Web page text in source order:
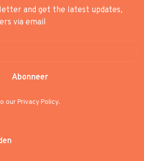
and get the latest updates,
via email
Abonneer
our Privacy Policy.